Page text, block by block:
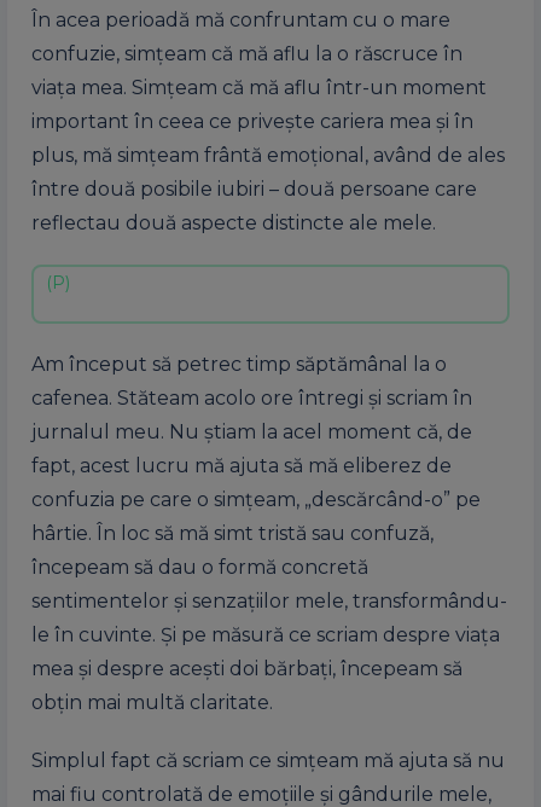
În acea perioadă mă confruntam cu o mare
confuzie, simțeam că mă aflu la o răscruce în
viața mea. Simțeam că mă aflu într-un moment
important în ceea ce privește cariera mea și în
plus, mă simțeam frântă emoțional, având de ales
între două posibile iubiri – două persoane care
reflectau două aspecte distincte ale mele.
Am început să petrec timp săptămânal la o
cafenea. Stăteam acolo ore întregi și scriam în
jurnalul meu. Nu știam la acel moment că, de
fapt, acest lucru mă ajuta să mă eliberez de
confuzia pe care o simțeam, „descărcând-o” pe
hârtie. În loc să mă simt tristă sau confuză,
începeam să dau o formă concretă
sentimentelor și senzațiilor mele, transformându-
le în cuvinte. Și pe măsură ce scriam despre viața
mea și despre acești doi bărbați, începeam să
obțin mai multă claritate.
Simplul fapt că scriam ce simțeam mă ajuta să nu
mai fiu controlată de emoțiile și gândurile mele,